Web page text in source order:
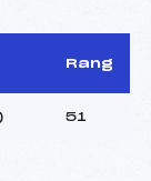
Rang
51